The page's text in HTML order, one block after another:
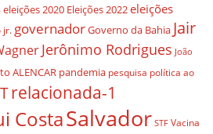
eleições 2020 Eleições 2022eleições
jr. governadorGoverno da Bahia Jair
Jerônimo Rodrigues João
ALENCAR pandemia pesquisa política ao
relacionada-1
CostaSalvador STF Vacina